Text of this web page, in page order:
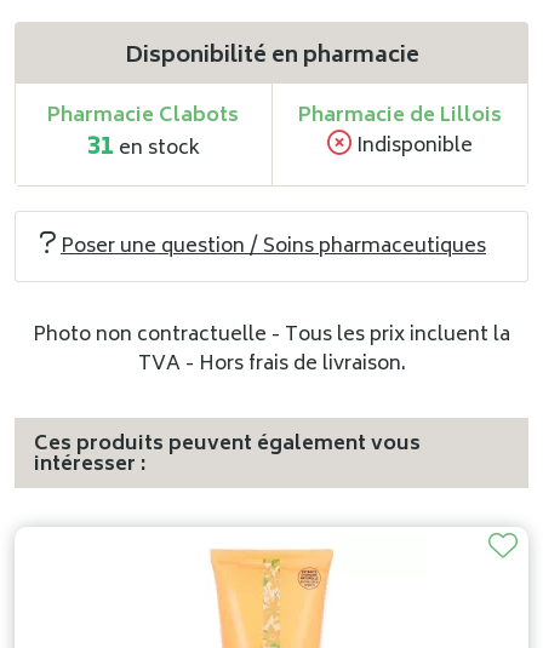
Disponibilité en pharmacie
Pharmacie Clabots
31 en stock
Pharmacie de Lillois
Indisponible
Poser une question / Soins pharmaceutiques
Photo non contractuelle - Tous les prix incluent la
TVA - Hors frais de livraison.
Ces produits peuvent également vous
intéresser :